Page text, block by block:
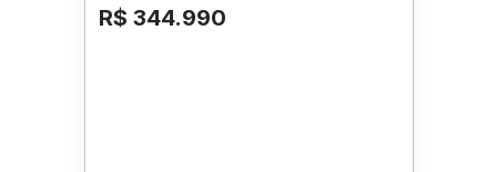
R$ 344.990